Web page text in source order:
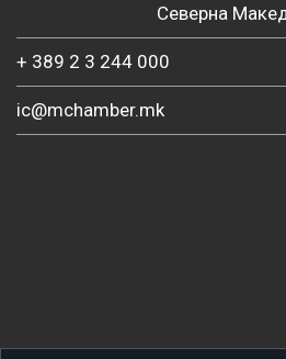
Северна
+ 389 2 3 244 000
ic@mchamber.mk